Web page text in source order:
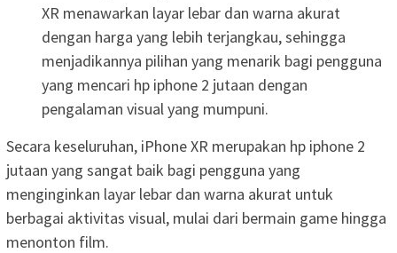
XR menawarkan layar lebar dan warna akurat
dengan harga yang lebih terjangkau, sehingga
menjadikannya pilihan yang menarik bagi pengguna
yang mencari hp iphone 2 jutaan dengan
pengalaman visual yang mumpuni.
Secara keseluruhan, iPhone XR merupakan hp iphone 2
jutaan yang sangat baik bagi pengguna yang
menginginkan layar lebar dan warna akurat untuk
berbagai aktivitas visual, mulai dari bermain game hingga
menonton film.